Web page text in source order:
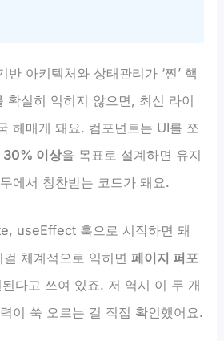
반 아키텍처와 상태관리가 ‘찐’ 핵
확실히 익히지 않으면, 최신 라이
헤매게 돼요. 컴포넌트는 UI를 쪼
30% 이상을 목표로 설계하면 유지
에서 칭찬받는 코드가 돼요.
useEffect 훅으로 시작하면 돼
걸 체계적으로 익히면페이지 퍼포
다고 쓰여 있죠. 저 역시 이 두 개
이 쑥 오르는 걸 직접 확인했어요.